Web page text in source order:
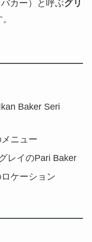
カー）と呼ぶグリ
Baker Seri
ニュー
レイのPari Baker
ケーション